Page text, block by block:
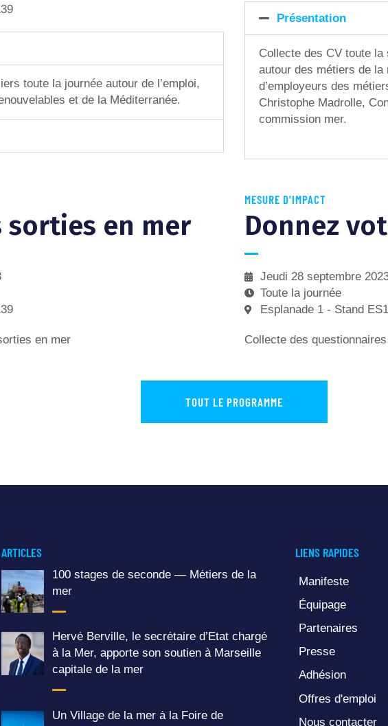
toute la journée autour de l’emploi,
et de la Méditerranée.
Présentation
Collecte des CV toute
autour des métiers de la
d’employeurs des
Christophe Madrolle,
commission mer.
sorties en mer
en mer
MESURE D'IMPACT
Donnez
Jeudi 28 septembre
Toute la journée
Esplanade 1 - Stand
Collecte des
TOUT LE PROGRAMME
ARTICLES
100 stages de seconde — Métiers de la
mer
Hervé Berville, le secrétaire d’État chargé
à la Mer, apporte son soutien à Marseille
capitale de la mer
Un Village de la mer à la Foire de
LIENS RAPIDES
Manifeste
Équipage
Partenaires
Presse
Adhésion
Offres d'emploi
Nous contacter